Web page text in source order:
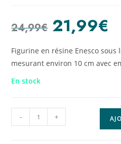
24,99€ 21,99€
Figurine en résine Enesco sous
mesurant environ 10 cm avec
En stock
- +